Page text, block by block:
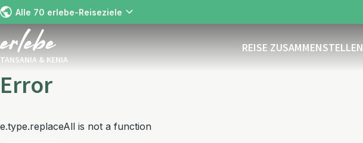
Alle 70 erlebe-Reiseziele
TANSANIA & KENIA
REISE ZUSAMMENSTELLEN
Error
e.type.replaceAll is not a function